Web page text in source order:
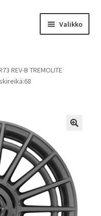
Valikko
REV-B TREMOLITE